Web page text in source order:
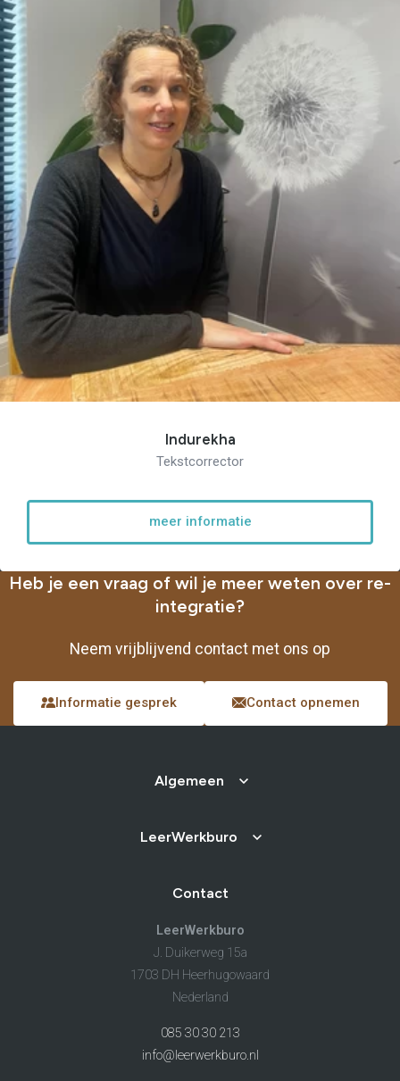
Indurekha
Tekstcorrector
meer informatie
Heb je een vraag of wil je meer weten over re-
integratie?
Neem vrijblijvend contact met ons op
Informatie gesprek Contact opnemen
Algemeen
LeerWerkburo
Contact
LeerWerkburo
J. Duikerweg 15a
1703 DH Heerhugowaard
Nederland
085 30 30 213
info@leerwerkburo.nl